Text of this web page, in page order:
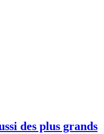
des plus grands